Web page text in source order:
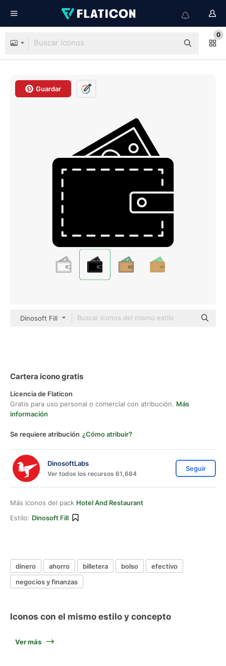
0
Guardar
Dinosoft Fill
Cartera icono gratis
Licencia de Flaticon
Gratis para uso personal o comercial con atribución. Más
información
Se requiere atribución ¿Cómo atribuir?
DinosoftLabs
Ver todos los recursos 61,684
Seguir
Más iconos del pack Hotel And Restaurant
Estilo: Dinosoft Fill
dinero ahorro billetera bolso
efectivo
negocios y finanzas
Iconos con el mismo estilo y concepto
Ver más